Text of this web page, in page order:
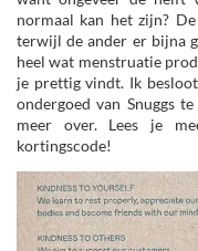
normaal kan het zijn?
terwijl de ander er bijna
heel wat menstruatie
je prettig vindt. Ik
ondergoed van Snuggs
meer over. Lees je
kortingscode!